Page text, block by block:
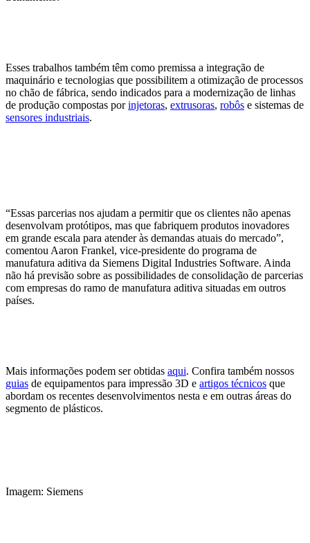
Esses trabalhos também têm como premissa a integração de
maquinário e tecnologias que possibilitem a otimização de processos
no chão de fábrica, sendo indicados para a modernização de linhas
de produção compostas por injetoras, extrusoras, robôs e sistemas de
sensores industriais.
“Essas parcerias nos ajudam a permitir que os clientes não apenas
desenvolvam protótipos, mas que fabriquem produtos inovadores
em grande escala para atender às demandas atuais do mercado”,
comentou Aaron Frankel, vice-presidente do programa de
manufatura aditiva da Siemens Digital Industries Software. Ainda
não há previsão sobre as possibilidades de consolidação de parcerias
com empresas do ramo de manufatura aditiva situadas em outros
países.
Mais informações podem ser obtidas aqui. Confira também nossos
guias de equipamentos para impressão 3D e artigos técnicos que
abordam os recentes desenvolvimentos nesta e em outras áreas do
segmento de plásticos.
Imagem: Siemens